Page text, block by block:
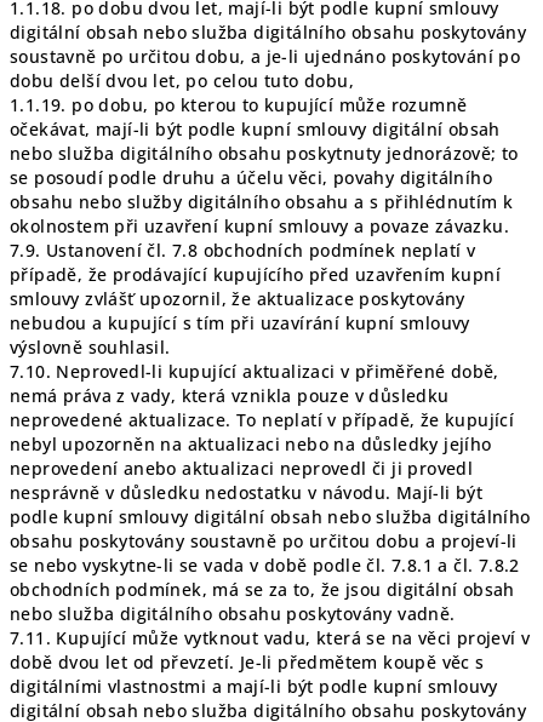
1.1.18. po dobu dvou let, mají-li být podle kupní smlouvy
digitální obsah nebo služba digitálního obsahu poskytovány
soustavně po určitou dobu, a je-li ujednáno poskytování po
dobu delší dvou let, po celou tuto dobu,
1.1.19. po dobu, po kterou to kupující může rozumně
očekávat, mají-li být podle kupní smlouvy digitální obsah
nebo služba digitálního obsahu poskytnuty jednorázově; to
se posoudí podle druhu a účelu věci, povahy digitálního
obsahu nebo služby digitálního obsahu a s přihlédnutím k
okolnostem při uzavření kupní smlouvy a povaze závazku.
7.9. Ustanovení čl. 7.8 obchodních podmínek neplatí v
případě, že prodávající kupujícího před uzavřením kupní
smlouvy zvlášť upozornil, že aktualizace poskytovány
nebudou a kupující s tím při uzavírání kupní smlouvy
výslovně souhlasil.
7.10. Neprovedl-li kupující aktualizaci v přiměřené době,
nemá práva z vady, která vznikla pouze v důsledku
neprovedené aktualizace. To neplatí v případě, že kupující
nebyl upozorněn na aktualizaci nebo na důsledky jejího
neprovedení anebo aktualizaci neprovedl či ji provedl
nesprávně v důsledku nedostatku v návodu. Mají-li být
podle kupní smlouvy digitální obsah nebo služba digitálního
obsahu poskytovány soustavně po určitou dobu a projeví-li
se nebo vyskytne-li se vada v době podle čl. 7.8.1 a čl. 7.8.2
obchodních podmínek, má se za to, že jsou digitální obsah
nebo služba digitálního obsahu poskytovány vadně.
7.11. Kupující může vytknout vadu, která se na věci projeví v
době dvou let od převzetí. Je-li předmětem koupě věc s
digitálními vlastnostmi a mají-li být podle kupní smlouvy
digitální obsah nebo služba digitálního obsahu poskytovány